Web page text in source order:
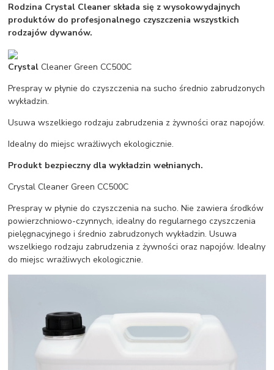
Rodzina Crystal Cleaner składa się z wysokowydajnych
produktów do profesjonalnego czyszczenia wszystkich
rodzajów dywanów.
Crystal Cleaner Green CC500C
Prespray w płynie do czyszczenia na sucho średnio zabrudzonych
wykładzin.
Usuwa wszelkiego rodzaju zabrudzenia z żywności oraz napojów.
Idealny do miejsc wrażliwych ekologicznie.
Produkt bezpieczny dla wykładzin wełnianych.
Crystal Cleaner Green CC500C
Prespray w płynie do czyszczenia na sucho. Nie zawiera środków
powierzchniowo-czynnych, idealny do regularnego czyszczenia
pielęgnacyjnego i średnio zabrudzonych wykładzin. Usuwa
wszelkiego rodzaju zabrudzenia z żywności oraz napojów. Idealny
do miejsc wrażliwych ekologicznie.